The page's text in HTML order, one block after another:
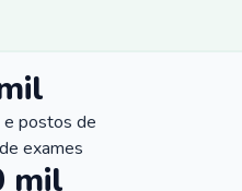
e postos de
exames
mil